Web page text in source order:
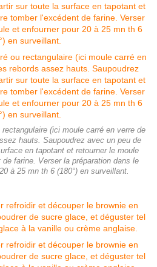
(ici moule carré en verre de
hauts. Saupoudrez avec un peu de
en tapotant et retourner le moule
farine. Verser la préparation dans le
à 25 mn th 6 (180°) en surveillant.